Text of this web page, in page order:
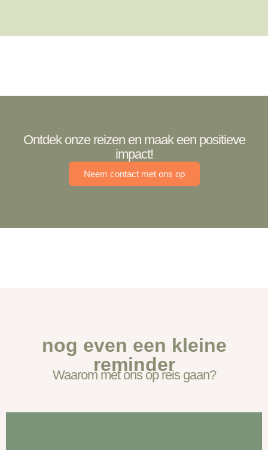
Ontdek onze reizen en maak een positieve
impact!
Neem contact met ons op
nog even een kleine
reminder
Waarom met ons op reis gaan?